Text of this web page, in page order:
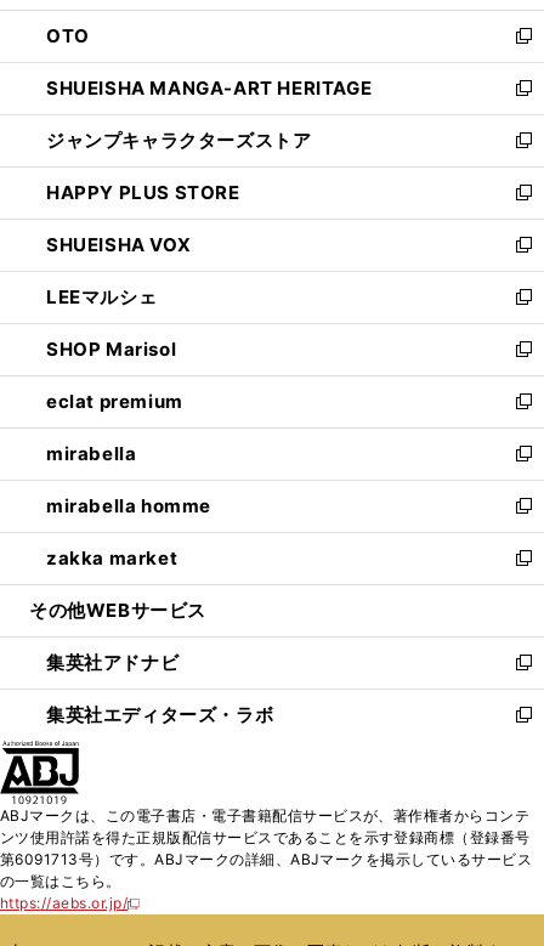
ウ
で
開
く
ン
ド
ウ
で
開
く
OTO
新
し
い
ウ
ィ
ン
ド
ウ
で
開
く
SHUEISHA MANGA-ART HERITAGE
新
し
い
ウ
ィ
ン
ド
ウ
で
開
く
ジャンプキャラクターズストア
新
し
い
ウ
ィ
ン
ド
ウ
で
開
く
HAPPY PLUS STORE
新
し
い
ウ
ィ
ン
ド
ウ
で
開
く
SHUEISHA VOX
新
し
い
ウ
ィ
ン
ド
ウ
で
開
く
LEEマルシェ
新
し
い
ウ
ィ
ン
ド
ウ
で
開
く
SHOP Marisol
新
し
い
ウ
ィ
ン
ド
ウ
で
開
eclat premium
新
し
い
ウ
ィ
ン
ド
ウ
開
く
mirabella
新
し
い
ウ
ィ
ン
ウ
で
開
く
mirabella homme
新
し
い
ウ
ン
ド
ウ
で
zakka market
新
し
ウ
ィ
ン
ド
く
その他WEBサービス
集英社アドナビ
新
し
い
ド
ウ
で
集英社エディターズ・ラボ
新
ィ
ン
ド
ABJマークは、この電子書店・電子書籍配信サービスが、著作権者からコンテ
ンツ使用許諾を得た正規版配信サービスであることを示す登録商標（登録番号
第6091713号）です。ABJマークの詳細、ABJマークを掲示しているサービス
の一覧はこちら。
https://aebs.or.jp/
新